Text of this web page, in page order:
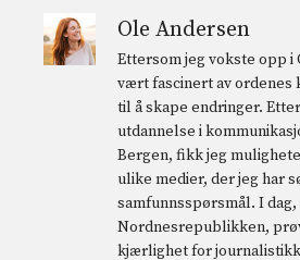
Ole Andersen
Ettersom jeg vokste opp i
vært fascinert av ordenes
til å skape endringer.
utdannelse i
Bergen, fikk jeg
ulike medier, der jeg har
samfunnsspørsmål. I
Nordnesrepublikken,
kjærlighet for